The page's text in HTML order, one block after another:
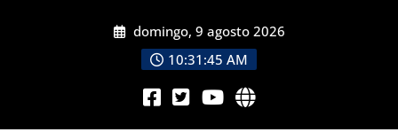
domingo, 9 agosto 2026
10:31:47 AM